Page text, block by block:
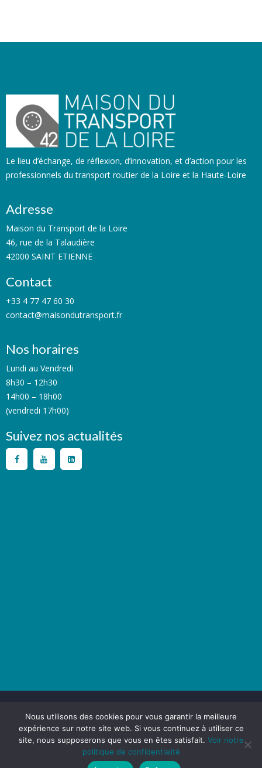
Le lieu d’échange, de réflexion, d’innovation, et d’action pour les
professionnels du transport routier de la Loire et la Haute-Loire
Adresse
Maison du Transport de la Loire
46, rue de la Talaudière
42000 SAINT ETIENNE
Contact
+33 4 77 47 60 30
contact@maisondutransport.fr
Nos horaires
Lundi au Vendredi
8h30 – 12h30
14h00 – 18h00
(vendredi 17h00)
Suivez nos actualités
Maison du Transport - 2025 -Politique de confidentialité -
Mentions légales- RéalisationServices Micro
Nous utilisons des cookies pour vous garantir la meilleure
expérience sur notre site web. Si vous continuez à utiliser ce
site, nous supposerons que vous en êtes satisfait. Voir notre
politique de confidentialité